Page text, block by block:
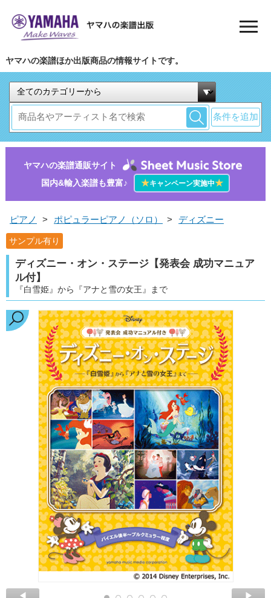
ヤマハの楽譜ほか出版商品の情報サイトです。
条件を追加
ヤマハの楽譜通販サイト
国内&輸入楽譜も豊富♪
★キャンペーン実施中★
ピアノ > ポピュラーピアノ（ソロ） > ディズニー
サンプル有り
ディズニー・オン・ステージ【発表会 成功マニュア
ル付】
『白雪姫』から『アナと雪の女王』まで